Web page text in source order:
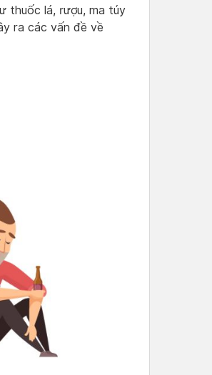
thuốc lá, rượu, ma túy
ra các vấn đề về